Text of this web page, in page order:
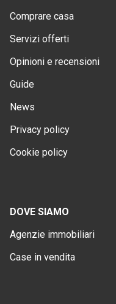
Comprare casa
Servizi offerti
Opinioni e recensioni
Guide
News
Privacy policy
Cookie policy
DOVE SIAMO
Agenzie immobiliari
Case in vendita